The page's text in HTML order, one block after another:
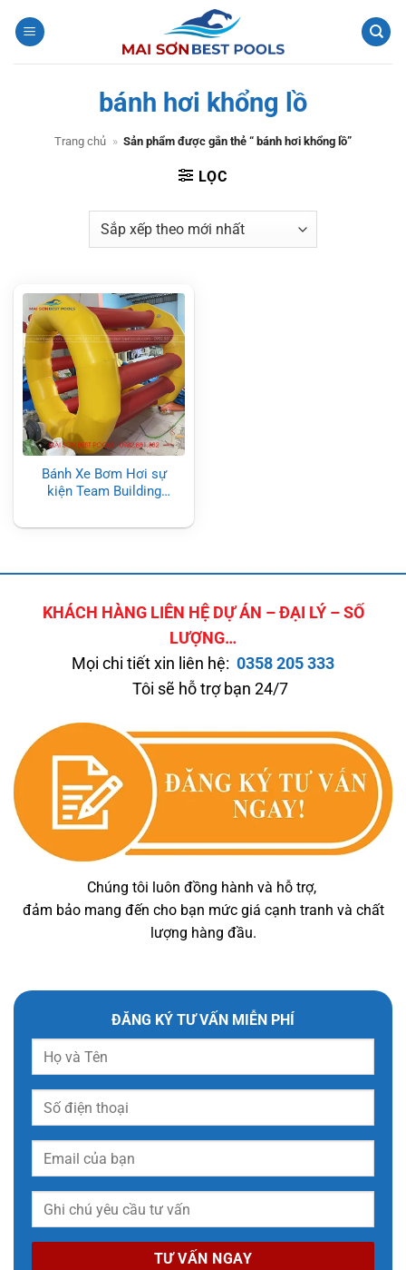
qua
bánh hơi khổng lồ
Trang chủ » Sản phẩm được gắn thẻ “ bánh hơi khổng lồ”
LỌC
Bánh Xe Bơm Hơi sự
kiện Team Building
KHÁCH HÀNG LIÊN HỆ DỰ ÁN – ĐẠI LÝ – SỐ
LƯỢNG…
Mọi chi tiết xin liên hệ: 0358 205 333
Tôi sẽ hỗ trợ bạn 24/7
Chúng tôi luôn đồng hành và hỗ trợ,
đảm bảo mang đến cho bạn mức giá cạnh tranh và chất
lượng hàng đầu.
ĐĂNG KÝ TƯ VẤN MIỄN PHÍ